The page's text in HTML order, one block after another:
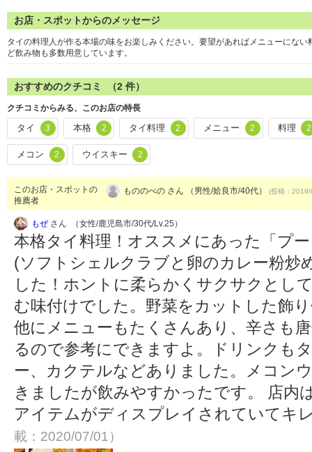
お店・スポットからのメッセージ
タイの料理人が作る本場の味をお楽しみください。要望があればメニューにな
ど飲み物も多数用意しています。
おすすめのクチコミ （2 件）
クチコミからみる、このお店の特長
タイ 3 本格 2 タイ料理 2 メニュー 2 料理 2
メコン 2 ウイスキー 2
このお店・スポットの
推薦者
もののべの さん （男性/姶良市/40代） (投稿：
もぜさん （女性/鹿児島市/30代/Lv.25）
本格タイ料理！オススメにあった「プ
(ソフトシェルクラブと卵のカレー粉炒
した！ホントに柔らかくサクサクとし
む味付けでした。野菜をカットした飾
他にメニューもたくさんあり、辛さも
るので参考にできますよ。ドリンクも
ー、カクテルなどありました。メコン
きましたが飲みやすかったです。 店内
アイテムがディスプレイされていてキ
載：2020/07/01）